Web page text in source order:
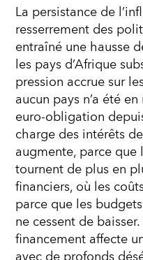
La persistance de
resserrement des
entraîné une hausse
les pays d’Afrique
pression accrue sur
aucun pays n’a été
euro-obligation
charge des intérêts
augmente, parce
tournent de plus en
financiers, où les
parce que les
ne cessent de
financement affecte